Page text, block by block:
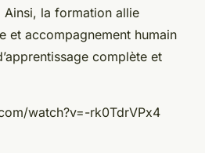
la formation allie
et accompagnement humain
complète et
watch?v=-rk0TdrVPx4